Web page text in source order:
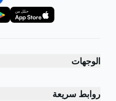
حمّل من
App Store
الوجهات
روابط سريعة